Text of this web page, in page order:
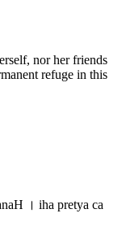
nor her friends
refuge in this
। iha pretya ca